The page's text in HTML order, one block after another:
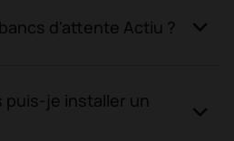
d'attente Actiu ?
puis-je installer un